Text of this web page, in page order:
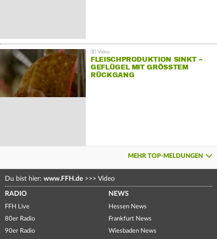
FLEISCHPRODUKTION SINKT –
GEFLÜGEL MIT GRÖSSTEM R
ÜCKGANG
MEHR TOP-MELDUNGEN
Du bist hier: www.FFH.de >>> Video
RADIO
FFH Live
80er Radio
90er Radio
NEWS
Hessen News
Frankfurt News
Wiesbaden News